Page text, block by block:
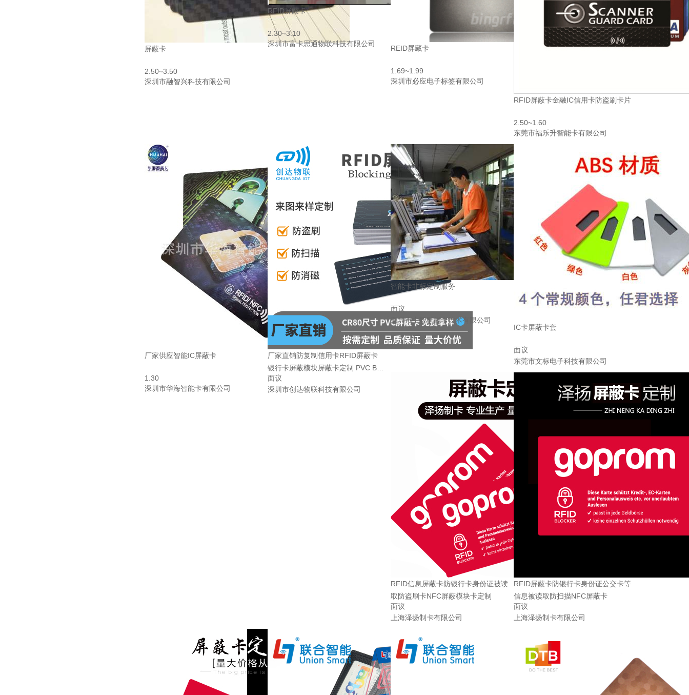
屏蔽卡
2.50~3.50
深圳市融智兴科技有限公司
RFID屏蔽卡
2.30~3.10
深圳市富卡思通物联科技有限公司
REID屏藏卡
1.69~1.99
深圳市必应电子标签有限公司
RFID屏蔽卡金融IC信用卡防盗刷卡片
2.50~1.60
东莞市福乐升智能卡有限公司
厂家供应智能IC屏蔽卡
1.30
深圳市华海智能卡有限公司
厂家直销防复制信用卡RFID屏蔽卡
银行卡屏蔽模块屏蔽卡定制 PVC BL
OCKING CARD
面议
深圳市创达物联科技有限公司
智能卡非标定制服务
面议
深圳市中毅智能卡技术有限公司
IC卡屏蔽卡套
面议
东莞市文标电子科技有限公司
RFID信息屏蔽卡防银行卡身份证被读
取防盗刷卡NFC屏蔽模块卡定制
面议
上海泽扬制卡有限公司
RFID屏蔽卡防银行卡身份证公交卡等
信息被读取防扫描NFC屏蔽卡
面议
上海泽扬制卡有限公司